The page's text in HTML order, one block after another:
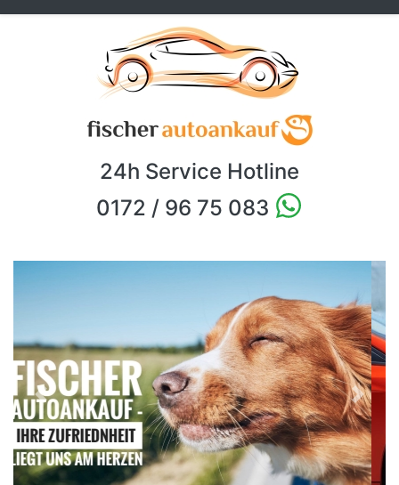
24h Service Hotline
0172 / 96 75 083
Previous Next